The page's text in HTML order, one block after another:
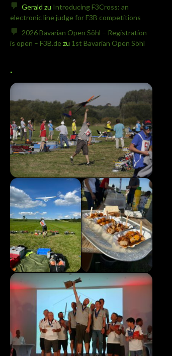
Gerald zu Introducing F3Cross: an
electronic line judge for F3B competitions
2026 Bavarian Open Söhl – Registration
is open – F3B.de zu 1st Bavarian Open Söhl
.